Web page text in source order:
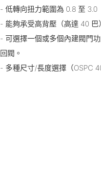
- 低轉向扭力範圍為 0.8 至 3.0
- 能夠承受高背壓（高達 40 巴
- 可選擇一個或多個內建閥門
回閥。
- 多種尺寸/長度選擇（OSPC